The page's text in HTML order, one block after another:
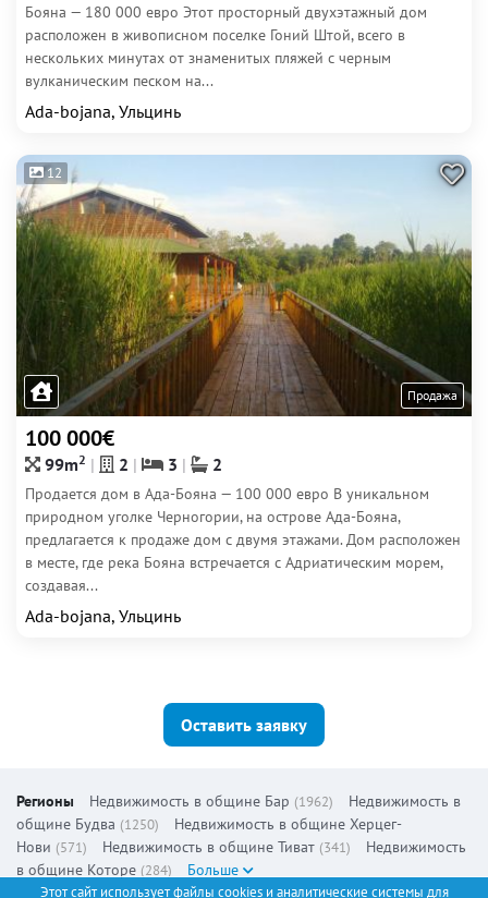
Этот сайт использует файлы cookies и аналитические системы для
Бояна — 180 000 евро Этот просторный двухэтажный дом
расположен в живописном поселке Гоний Штой, всего в
нескольких минутах от знаменитых пляжей с черным
вулканическим песком на...
Ada-bojana, Ульцинь
12
Продажа
100 000€
99m2 2 3 2
Продается дом в Ада-Бояна — 100 000 евро В уникальном
природном уголке Черногории, на острове Ада-Бояна,
предлагается к продаже дом с двумя этажами. Дом расположен
в месте, где река Бояна встречается с Адриатическим морем,
создавая...
Ada-bojana, Ульцинь
Оставить заявку
Регионы Недвижимость в общине Бар (1962)
Недвижимость в
общине Будва (1250)
Недвижимость в общине Херцег-
Нови (571) Недвижимость в общине Тиват (341)
Недвижимость
в общине Которе (284) Больше